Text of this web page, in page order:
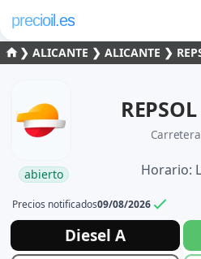
precioil.es
❯ ALICANTE ❯ ALICANTE ❯
abierto Horario:
Precios notificados09/08/2026
Precios actuales de
Consulta los precios actuales
Diesel A